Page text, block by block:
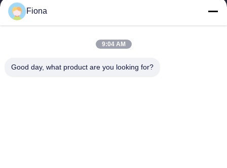
জিনগুয়াং প্যাকিং মেশিন কো লিমিটেড হ'ল একটি পেশাদার professionalেউখেলানযুক্ত
শক্ত কাগজ মুদ্রণ সরঞ্জাম এবং দশ বছরেরও বেশি সময় ধরে শক্ত কাগজ...
দ্রুত লিঙ্ক
পণ্য
আমাদের সম্পর্কে
কারখানা ভ্রমণ
Fiona
9:04 AM
Good day, what product are you looking for?